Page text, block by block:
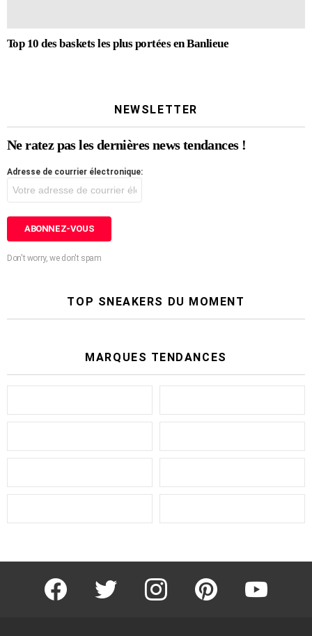
Top 10 des baskets les plus portées en Banlieue
NEWSLETTER
Ne ratez pas les dernières news tendances !
Adresse de courrier électronique:
Don't worry, we don't spam
TOP SNEAKERS DU MOMENT
MARQUES TENDANCES
facebook twitter instagram pinterest